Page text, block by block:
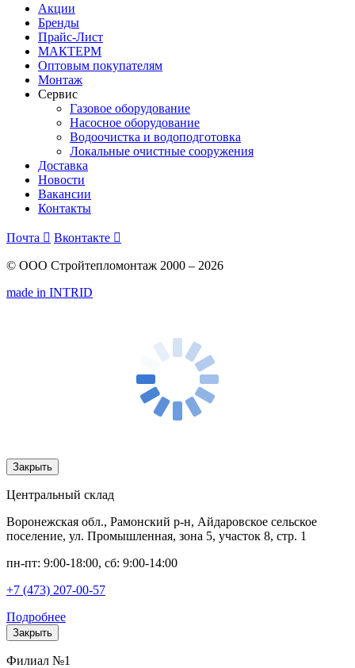
Акции
Бренды
Прайс-Лист
МАКТЕРМ
Оптовым покупателям
Монтаж
Сервис
Газовое оборудование
Насосное оборудование
Водоочистка и водоподготовка
Локальные очистные сооружения
Доставка
Новости
Вакансии
Контакты
Почта  Вконтакте 
© ООО Стройтепломонтаж 2000 – 2026
made in INTRID
Закрыть
Центральный склад
Воронежская обл., Рамонский р-н, Айдаровское сельское
поселение, ул. Промышленная, зона 5, участок 8, стр. 1
пн-пт: 9:00-18:00, сб: 9:00-14:00
+7 (473) 207-00-57
Подробнее
Закрыть
Филиал №1